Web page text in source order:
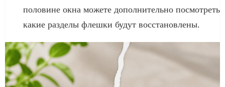
половине окна можете дополнительно посмотреть
какие разделы флешки будут восстановлены.